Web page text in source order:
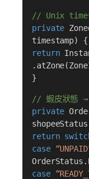
// Unix
private
timestamp) {
return
}
// 蝦皮狀態 →
private
return
case
case